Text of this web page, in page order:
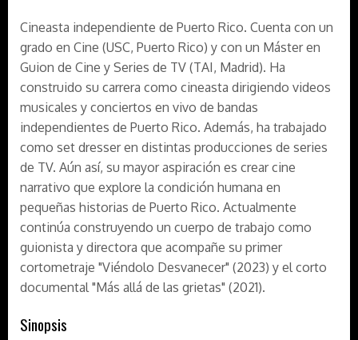
Cineasta independiente de Puerto Rico. Cuenta con un
grado en Cine (USC, Puerto Rico) y con un Máster en
Guion de Cine y Series de TV (TAI, Madrid). Ha
construido su carrera como cineasta dirigiendo videos
musicales y conciertos en vivo de bandas
independientes de Puerto Rico. Además, ha trabajado
como set dresser en distintas producciones de series
de TV. Aún así, su mayor aspiración es crear cine
narrativo que explore la condición humana en
pequeñas historias de Puerto Rico. Actualmente
continúa construyendo un cuerpo de trabajo como
guionista y directora que acompañe su primer
cortometraje "Viéndolo Desvanecer" (2023) y el corto
documental "Más allá de las grietas" (2021).
Sinopsis